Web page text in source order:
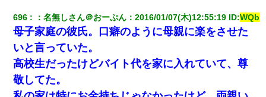
696 ：名無しさん＠おーぷん ：2016/01/07(木)12:55:19 ID:WQb
母子家庭の彼氏。口癖のように母親に楽をさせた
いと言っていた。
高校生だったけどバイト代を家に入れていて、尊
敬してた。